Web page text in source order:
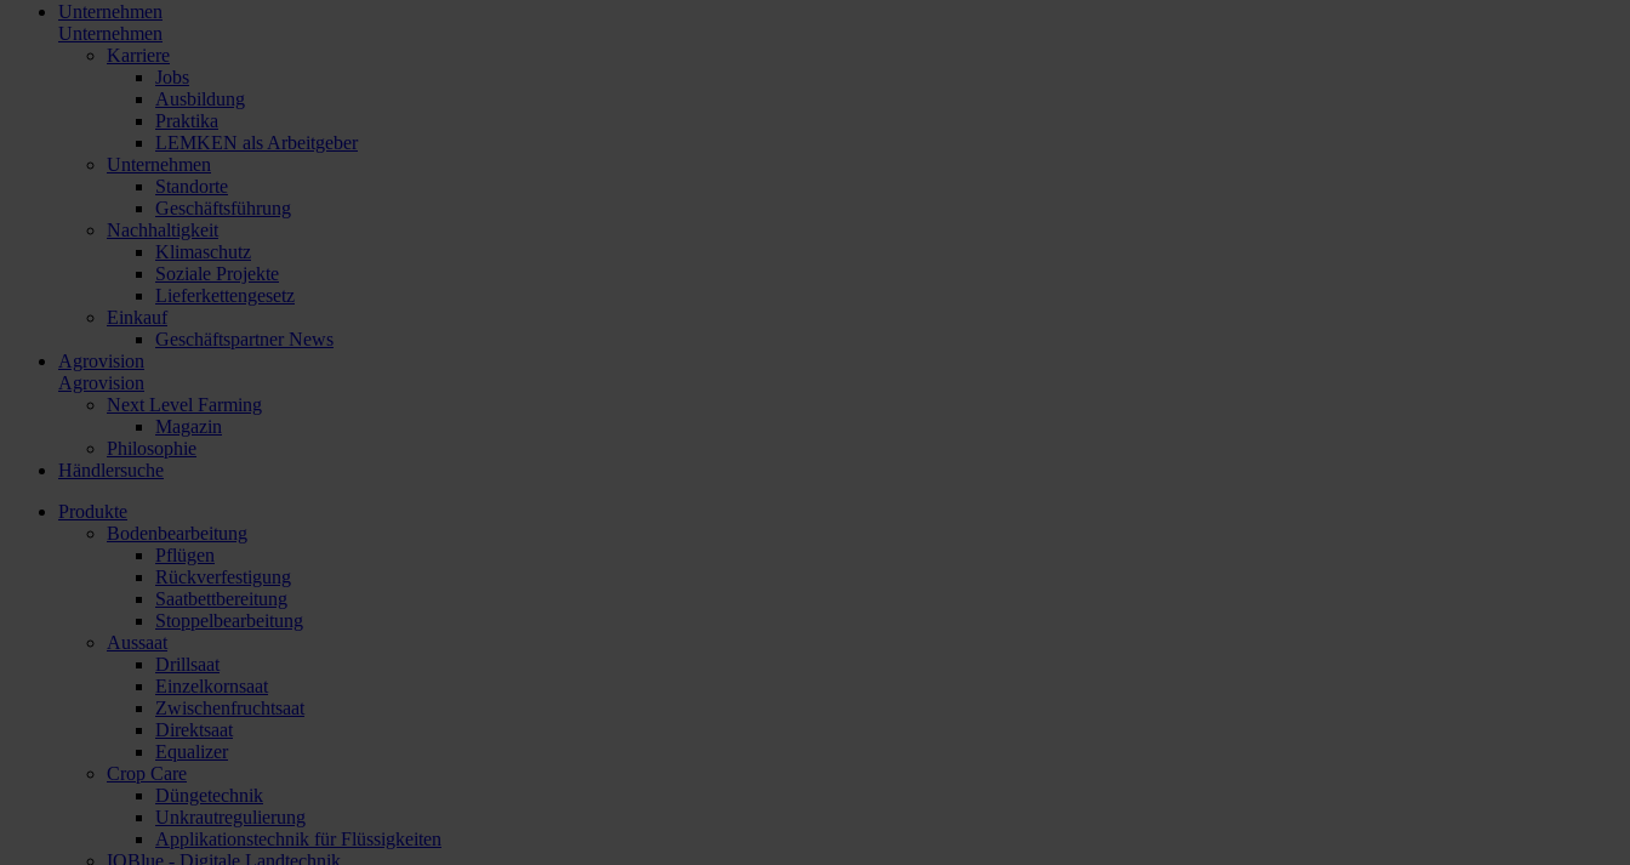
Unternehmen
Unternehmen
Karriere
Jobs
Ausbildung
Praktika
LEMKEN als Arbeitgeber
Unternehmen
Standorte
Geschäftsführung
Nachhaltigkeit
Klimaschutz
Soziale Projekte
Lieferkettengesetz
Einkauf
Geschäftspartner News
Agrovision
Agrovision
Next Level Farming
Magazin
Philosophie
Händlersuche
Produkte
Bodenbearbeitung
Pflügen
Rückverfestigung
Saatbettbereitung
Stoppelbearbeitung
Aussaat
Drillsaat
Einzelkornsaat
Zwischenfruchtsaat
Direktsaat
Equalizer
Crop Care
Düngetechnik
Unkrautregulierung
Applikationstechnik für Flüssigkeiten
IQBlue - Digitale Landtechnik